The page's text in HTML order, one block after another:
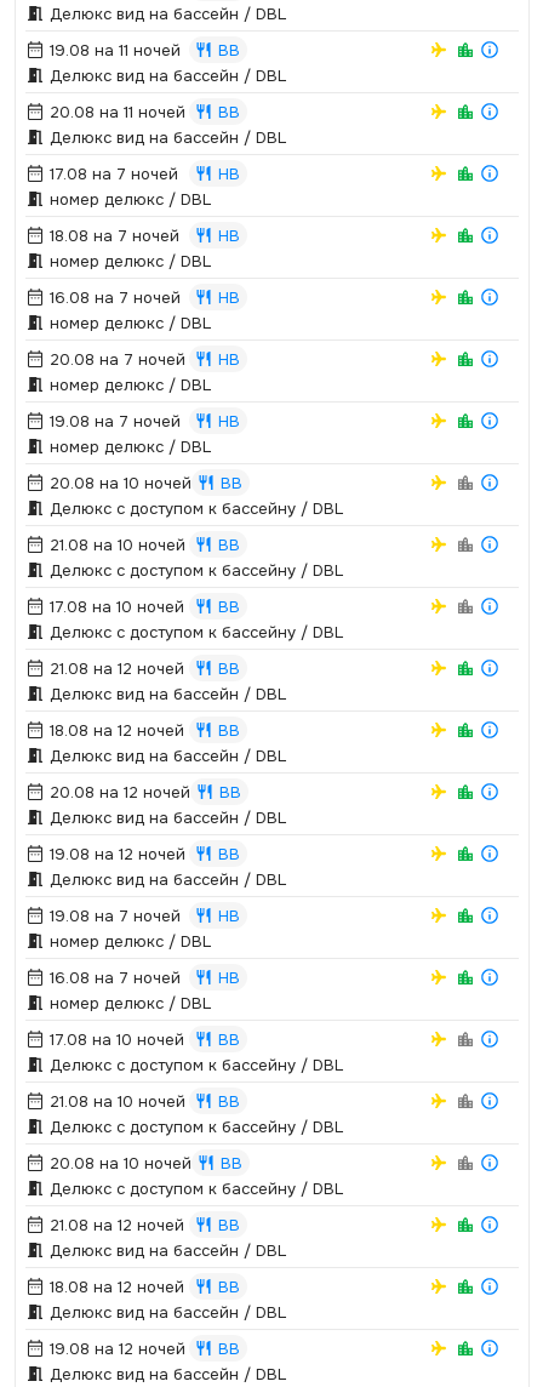
Делюкс вид на бассейн / DBL
19.08 на 11 ночей
BB
Делюкс вид на бассейн / DBL
20.08 на 11 ночей
BB
Делюкс вид на бассейн / DBL
17.08 на 7 ночей
HB
номер делюкс / DBL
18.08 на 7 ночей
HB
номер делюкс / DBL
16.08 на 7 ночей
HB
номер делюкс / DBL
20.08 на 7 ночей
HB
номер делюкс / DBL
19.08 на 7 ночей
HB
номер делюкс / DBL
20.08 на 10 ночей
BB
Делюкс с доступом к бассейну / DBL
21.08 на 10 ночей
BB
Делюкс с доступом к бассейну / DBL
17.08 на 10 ночей
BB
Делюкс с доступом к бассейну / DBL
21.08 на 12 ночей
BB
Делюкс вид на бассейн / DBL
18.08 на 12 ночей
BB
Делюкс вид на бассейн / DBL
20.08 на 12 ночей
BB
Делюкс вид на бассейн / DBL
19.08 на 12 ночей
BB
Делюкс вид на бассейн / DBL
19.08 на 7 ночей
HB
номер делюкс / DBL
16.08 на 7 ночей
HB
номер делюкс / DBL
17.08 на 10 ночей
BB
Делюкс с доступом к бассейну / DBL
21.08 на 10 ночей
BB
Делюкс с доступом к бассейну / DBL
20.08 на 10 ночей
BB
Делюкс с доступом к бассейну / DBL
21.08 на 12 ночей
BB
Делюкс вид на бассейн / DBL
18.08 на 12 ночей
BB
Делюкс вид на бассейн / DBL
19.08 на 12 ночей
BB
Делюкс вид на бассейн / DBL